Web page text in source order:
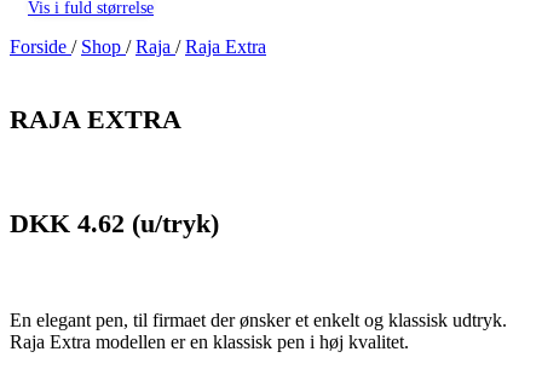
Vis i fuld størrelse
Forside / Shop / Raja / Raja Extra
RAJA EXTRA
DKK 4.62 (u/tryk)
En elegant pen, til firmaet der ønsker et enkelt og klassisk udtryk.
Raja Extra modellen er en klassisk pen i høj kvalitet.